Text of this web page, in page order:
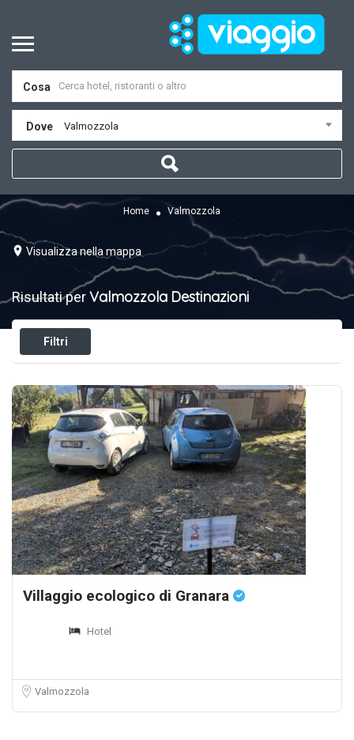
Cosa
Dove Valmozzola
Home Valmozzola
Visualizza nella mappa
Risultati perValmozzola Destinazioni
Filtri
Villaggio ecologico di Granara
Hotel
Valmozzola